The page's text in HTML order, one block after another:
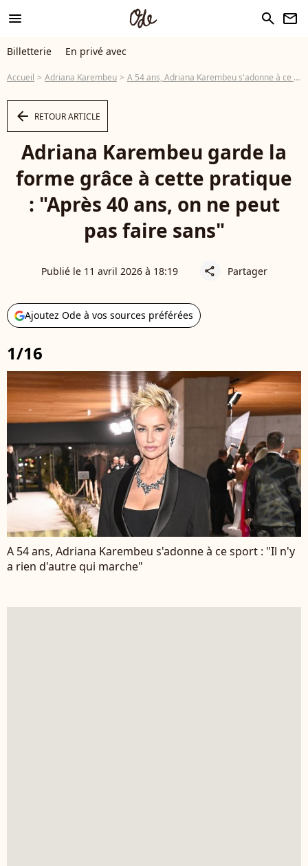
menu search newsletter
Billetterie En privé avec
Accueil Adriana Karembeu A 54 ans, Adriana Karembeu s'adonne à ce sport : "Il n'y a rien d'autre qui marche"
arrow_left RETOUR ARTICLE
Adriana Karembeu garde la
forme grâce à cette pratique
: "Après 40 ans, on ne peut
pas faire sans"
Publié le 11 avril 2026 à 18:19 share Partager
Ajoutez Ode à vos sources préférées
1/16
A 54 ans, Adriana Karembeu s'adonne à ce sport : "Il n'y
a rien d'autre qui marche"